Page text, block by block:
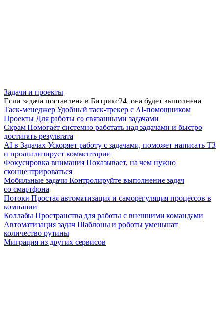
Задачи и проекты
Если задача поставлена в Битрикс24, она будет выполнена
Таск-менеджер Удобный таск-трекер с AI-помощником
Проекты Для работы со связанными задачами
Скрам Помогает системно работать над задачами и быстро
достигать результата
AI в Задачах Ускоряет работу с задачами, поможет написать ТЗ
и проанализирует комментарии
Фокусировка внимания Показывает, на чем нужно
сконцентрироваться
Мобильные задачи Контролируйте выполнение задач
со смартфона
Потоки Простая автоматизация и саморегуляция процессов в
компании
Коллабы Пространства для работы с внешними командами
Автоматизация задач Шаблоны и роботы уменьшат
количество рутины
Миграция из других сервисов